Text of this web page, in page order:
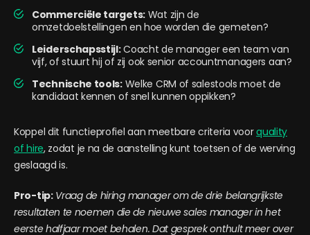
Commerciële targets: Wat zijn de
omzetdoelstellingen en hoe worden die gemeten?
Leiderschapsstijl:Coacht de manager een team van
vijf, of stuurt hij of zij ook senior accountmanagers aan?
Technische tools:Welke CRM of salestools moet de
kandidaat kennen of snel kunnen oppikken?
Koppel dit functieprofiel aan meetbare criteria voorquality
of hire, zodat je na de aanstelling kunt toetsen of de werving
geslaagd is.
Pro-tip: Vraag de hiring manager om de drie belangrijkste
resultaten te noemen die de nieuwe sales manager in het
eerste halfjaar moet behalen. Dat gesprek onthult meer over